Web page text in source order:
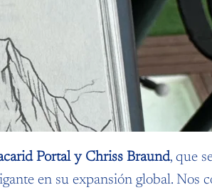
Portal y Chriss Braund, que
en su expansión global. Nos